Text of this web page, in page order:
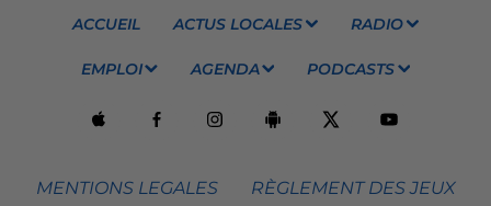
ACCUEIL ACTUS LOCALES RADIO
EMPLOI AGENDA PODCASTS
MENTIONS LEGALES RÈGLEMENT DES JEUX